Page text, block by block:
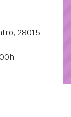
28015